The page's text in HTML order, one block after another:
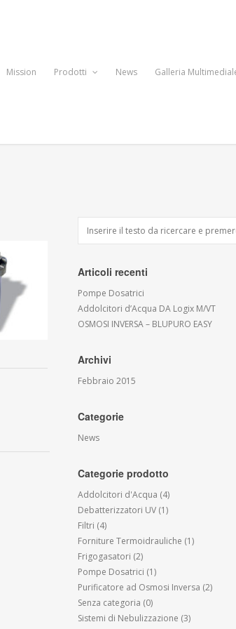
Mission Prodotti News Galleria
Articoli recenti
Pompe Dosatrici
Addolcitori d’Acqua DA Logix M/VT
OSMOSI INVERSA – BLUPURO EASY
Archivi
Febbraio 2015
Categorie
News
Categorie prodotto
Addolcitori d'Acqua (4)
Debatterizzatori UV (1)
Filtri (4)
Forniture Termoidrauliche (1)
Frigogasatori (2)
Pompe Dosatrici (1)
Purificatore ad Osmosi Inversa (2)
Senza categoria (0)
Sistemi di Nebulizzazione (3)